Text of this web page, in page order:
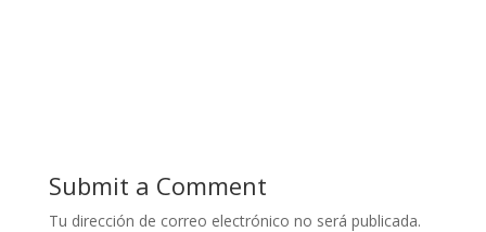
Submit a Comment
Tu dirección de correo electrónico no será publicada.